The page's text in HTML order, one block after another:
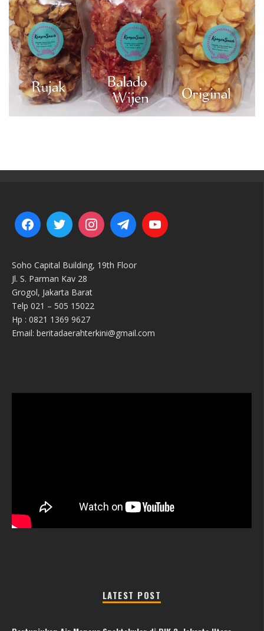
Soho Capital Building, 19th Floor
Jl. S. Parman Kav 28
Grogol, Jakarta Barat
Telp 021 – 505 15022
Hp : 0821 1369 9627
Email: beritadaerahterkini@gmail.com
LATEST POST